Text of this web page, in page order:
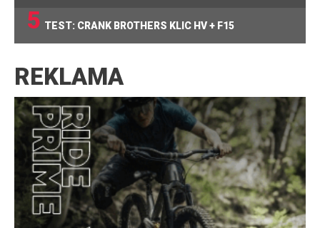
5 TEST: CRANK BROTHERS KLIC HV + F15
REKLAMA